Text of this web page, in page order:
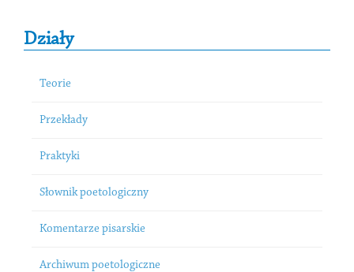
Primary Sidebar
Działy
Teorie
Przekłady
Praktyki
Słownik poetologiczny
Komentarze pisarskie
Archiwum poetologiczne